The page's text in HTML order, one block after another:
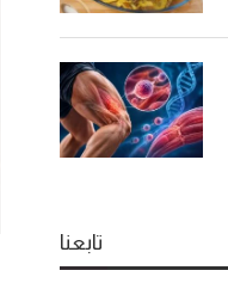
تابعنا